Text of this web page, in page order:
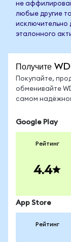
не
любые другие
исключительно
эталонного
Получите
Покупайте,
обменивайте
самом
Google Play
Рейтинг
4.4
App Store
Рейтинг